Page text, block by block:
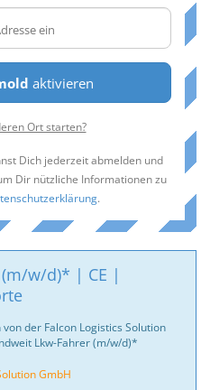
aktivieren
Ort starten?
Dich jederzeit abmelden und
Dir nützliche Informationen zu
.
(m/w/d)* | CE |
der Falcon Logistics Solution
Lkw-Fahrer (m/w/d)*
GmbH